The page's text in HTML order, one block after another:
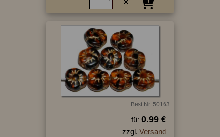
Best.Nr.:50163
für 0.99 €
zzgl. Versand